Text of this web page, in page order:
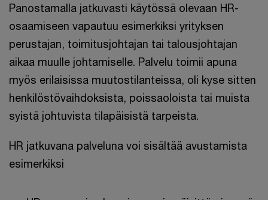
Panostamalla jatkuvasti käytössä olevaan HR-
osaamiseen vapautuu esimerkiksi yrityksen
perustajan, toimitusjohtajan tai talousjohtajan
aikaa muulle johtamiselle. Palvelu toimii apuna
myös erilaisissa muutostilanteissa, oli kyse sitten
henkilöstövaihdoksista, poissaoloista tai muista
syistä johtuvista tilapäisistä tarpeista.
HR jatkuvana palveluna voi sisältää avustamista
esimerkiksi